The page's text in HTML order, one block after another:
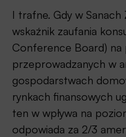
I trafne. Gdy w
wskaźnik zaufania
Conference Board) na
przeprowadzanych w
gospodarstwach
rynkach finansowych
ten w wpływa na
odpowiada za 2/3